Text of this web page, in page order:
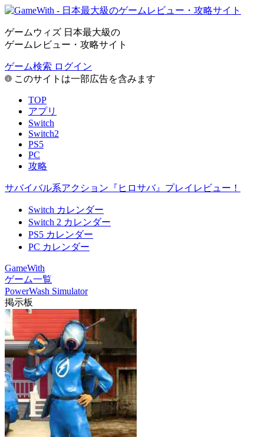
ゲームウィズ 日本最大級の
ゲームレビュー・攻略サイト
ゲーム検索 ログイン
このサイトは一部広告を含みます
TOP
アプリ
Switch
Switch2
PS5
PC
攻略
サバイバル系アクション『ヒロサバ』プレイレビュー！
Switch カレンダー
Switch 2 カレンダー
PS5 カレンダー
PC カレンダー
GameWith
ゲーム一覧
PowerWash Simulator
掲示板